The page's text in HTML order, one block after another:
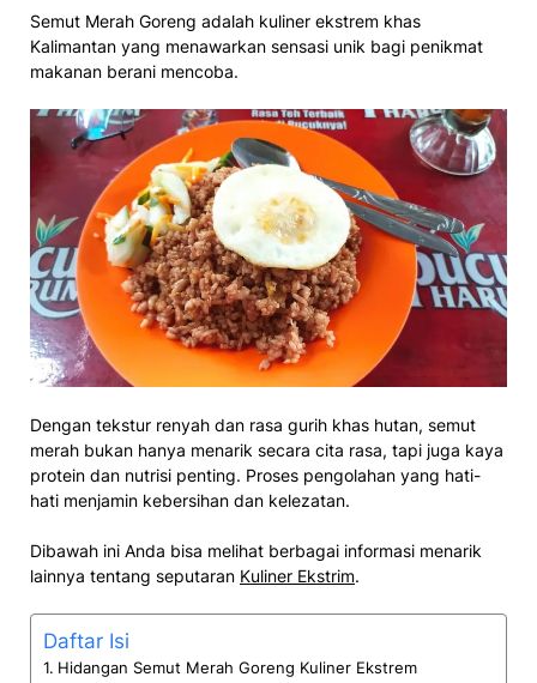
Semut Merah Goreng adalah kuliner ekstrem khas
Kalimantan yang menawarkan sensasi unik bagi penikmat
makanan berani mencoba.
Dengan tekstur renyah dan rasa gurih khas hutan, semut
merah bukan hanya menarik secara cita rasa, tapi juga kaya
protein dan nutrisi penting. Proses pengolahan yang hati-
hati menjamin kebersihan dan kelezatan.
Dibawah ini Anda bisa melihat berbagai informasi menarik
lainnya tentang seputaran Kuliner Ekstrim.
Daftar Isi
Hidangan Semut Merah Goreng Kuliner Ekstrem